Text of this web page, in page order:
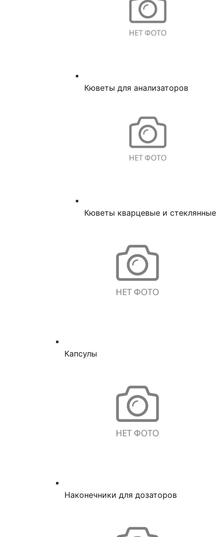
Кюветы для анализаторов
Кюветы кварцевые и стеклянные
Капсулы
Наконечники для дозаторов